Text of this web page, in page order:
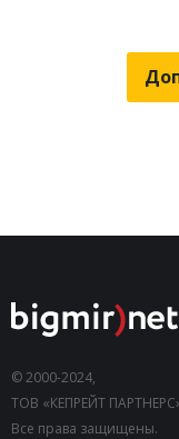
© 2000-2024,
ТОВ «КЕПРЕЙТ
Все права защищены.